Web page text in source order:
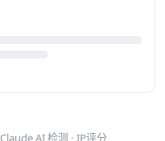
Claude AI 检测 · IP评分